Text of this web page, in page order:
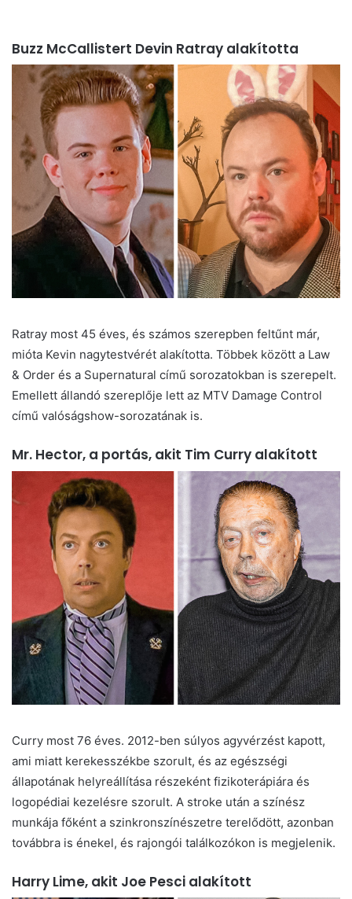
Buzz McCallistert Devin Ratray alakította
Ratray most 45 éves, és számos szerepben feltűnt már,
mióta Kevin nagytestvérét alakította. Többek között a Law
& Order és a Supernatural című sorozatokban is szerepelt.
Emellett állandó szereplője lett az MTV Damage Control
című valóságshow-sorozatának is.
Mr. Hector, a portás, akit Tim Curry alakított
Curry most 76 éves. 2012-ben súlyos agyvérzést kapott,
ami miatt kerekesszékbe szorult, és az egészségi
állapotának helyreállítása részeként fizikoterápiára és
logopédiai kezelésre szorult. A stroke után a színész
munkája főként a szinkronszínészetre terelődött, azonban
továbbra is énekel, és rajongói találkozókon is megjelenik.
Harry Lime, akit Joe Pesci alakított